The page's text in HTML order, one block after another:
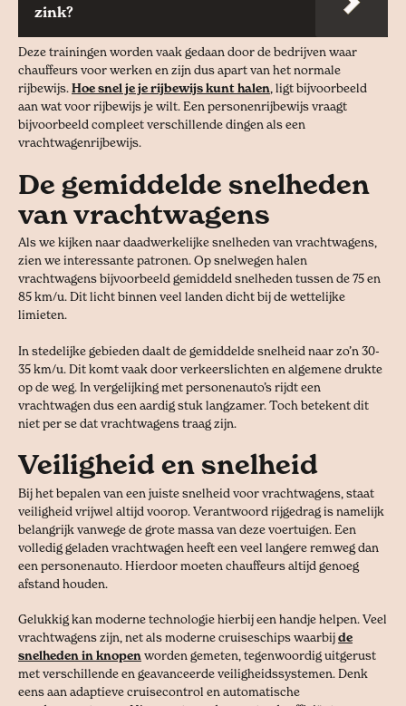
zink?
Deze trainingen worden vaak gedaan door de bedrijven waar
chauffeurs voor werken en zijn dus apart van het normale
rijbewijs.Hoe snel je je rijbewijs kunt halen, ligt bijvoorbeeld
aan wat voor rijbewijs je wilt. Een personenrijbewijs vraagt
bijvoorbeeld compleet verschillende dingen als een
vrachtwagenrijbewijs.
De gemiddelde snelheden
van vrachtwagens
Als we kijken naar daadwerkelijke snelheden van vrachtwagens,
zien we interessante patronen. Op snelwegen halen
vrachtwagens bijvoorbeeld gemiddeld snelheden tussen de 75 en
85 km/u. Dit licht binnen veel landen dicht bij de wettelijke
limieten.
In stedelijke gebieden daalt de gemiddelde snelheid naar zo’n 30-
35 km/u. Dit komt vaak door verkeerslichten en algemene drukte
op de weg. In vergelijking met personenauto’s rijdt een
vrachtwagen dus een aardig stuk langzamer. Toch betekent dit
niet per se dat vrachtwagens traag zijn.
Veiligheid en snelheid
Bij het bepalen van een juiste snelheid voor vrachtwagens, staat
veiligheid vrijwel altijd voorop. Verantwoord rijgedrag is namelijk
belangrijk vanwege de grote massa van deze voertuigen. Een
volledig geladen vrachtwagen heeft een veel langere remweg dan
een personenauto. Hierdoor moeten chauffeurs altijd genoeg
afstand houden.
Gelukkig kan moderne technologie hierbij een handje helpen. Veel
vrachtwagens zijn, net als moderne cruiseschips waarbijde
snelheden in knopenworden gemeten, tegenwoordig uitgerust
met verschillende en geavanceerde veiligheidssystemen. Denk
eens aan adaptieve cruisecontrol en automatische